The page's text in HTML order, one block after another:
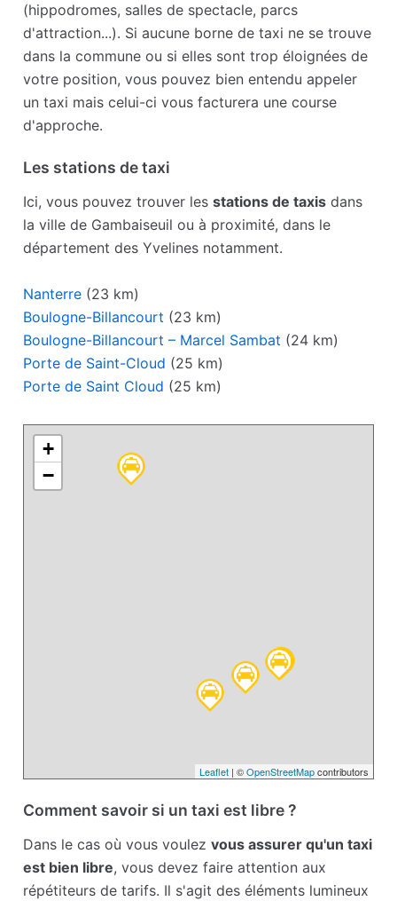
(hippodromes, salles de spectacle, parcs
d'attraction...). Si aucune borne de taxi ne se trouve
dans la commune ou si elles sont trop éloignées de
votre position, vous pouvez bien entendu appeler
un taxi mais celui-ci vous facturera une course
d'approche.
Les stations de taxi
Ici, vous pouvez trouver lesstations de taxis dans
la ville de Gambaiseuil ou à proximité, dans le
département des Yvelines notamment.
Nanterre (23 km)
Boulogne-Billancourt (23 km)
Boulogne-Billancourt – Marcel Sambat (24 km)
Porte de Saint-Cloud (25 km)
Porte de Saint Cloud (25 km)
+
−
Leaflet| ©OpenStreetMapcontributors
Comment savoir si un taxi est libre ?
Dans le cas où vous voulezvous assurer qu'un taxi
est bien libre, vous devez faire attention aux
répétiteurs de tarifs. Il s'agit des éléments lumineux